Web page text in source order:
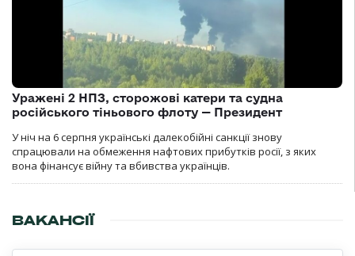
Уражені 2 НПЗ, сторожові катери та судна
російського тіньового флоту — Президент
У ніч на 6 серпня українські далекобійні санкції знову
спрацювали на обмеження нафтових прибутків росії, з яких
вона фінансує війну та вбивства українців.
ВАКАНСІЇ